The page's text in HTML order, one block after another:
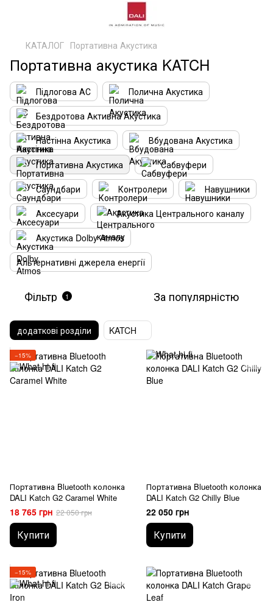
КАТАЛОГ Портативна Акустика
Портативна акустика KATCH
Підлогова АС
Полична Акустика
Бездротова Активна Акустика
Настінна Акустика
Вбудована Акустика
Портативна Акустика
Сабвуфери
Саундбари
Контролери
Навушники
Аксесуари
Акустика Центрального каналу
Акустика Dolby Atmos
Альтернативні джерела енергії
Фільтр 1 За популярністю
додаткові розділи KATCH
−15%
Портативна Bluetooth колонка
DALI Katch G2 Caramel White
18 765 грн 22 050 грн
Купити
Портативна Bluetooth колонка
DALI Katch G2 Chilly Blue
22 050 грн
Купити
−15%